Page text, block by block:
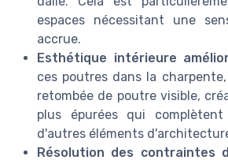
espaces nécessitant une
accrue.
Esthétique intérieure
ces poutres dans la
retombée de poutre visible,
plus épurées qui complètent
d'autres éléments
Résolution des contraintes